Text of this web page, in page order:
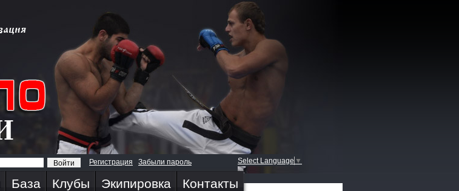
Регистрация Забыли пароль Select Language ▼
База Клубы Экипировка Контакты